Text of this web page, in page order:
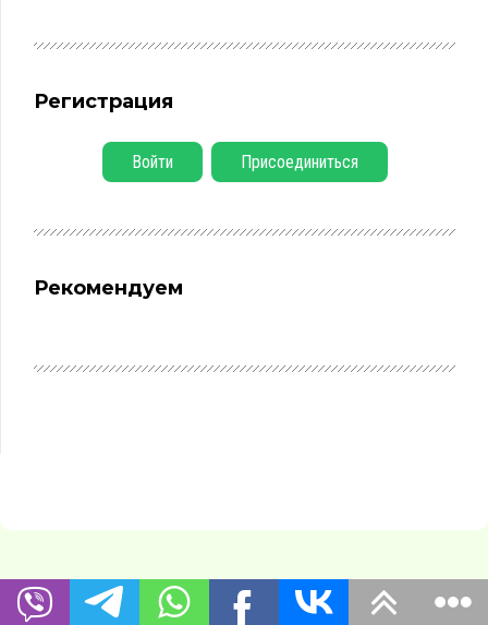
Регистрация
Войти Присоединиться
Рекомендуем